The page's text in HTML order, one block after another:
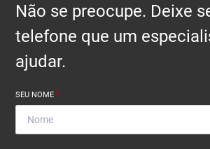
Não se preocupe. Deixe
telefone que um
ajudar.
SEU NOME*